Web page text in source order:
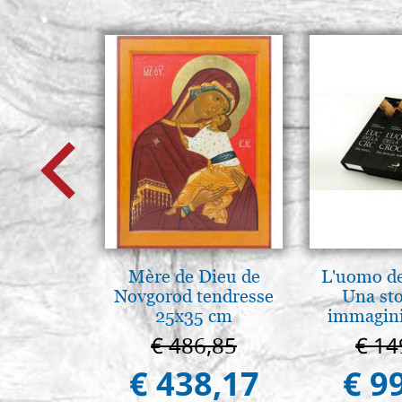
Mère de Dieu de
Novgorod tendresse
25x35 cm
€ 486,85
€ 438,17
L'uomo
Una
€
€